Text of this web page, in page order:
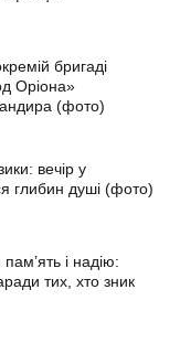
бригаді
Оріона»
(фото)
вечір у
глибин душі (фото)
і надію:
тих, хто зник